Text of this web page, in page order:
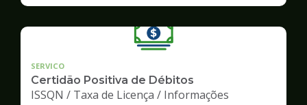
SERVICO
Certidão Positiva de Débitos
ISSQN / Taxa de Licença / Informações